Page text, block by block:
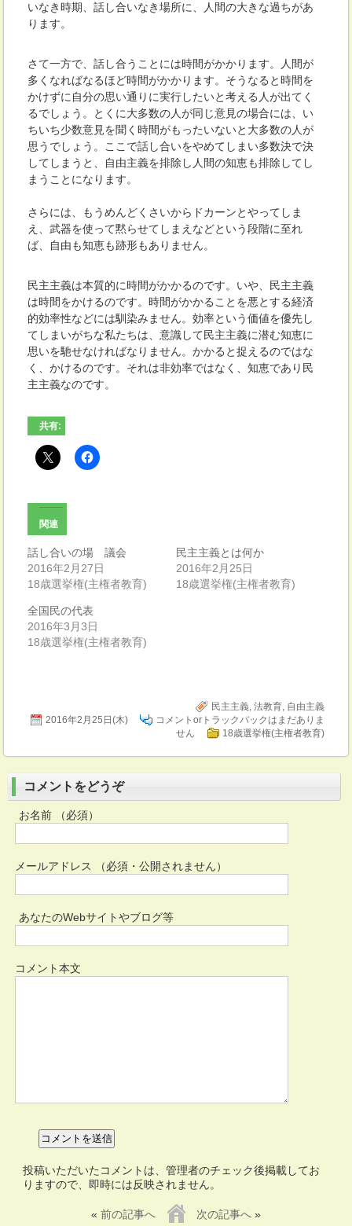
いなき時期、話し合いなき場所に、人間の大きな過ちがあ
ります。
さて一方で、話し合うことには時間がかかります。人間が
多くなればなるほど時間がかかります。そうなると時間を
かけずに自分の思い通りに実行したいと考える人が出てく
るでしょう。とくに大多数の人が同じ意見の場合には、い
ちいち少数意見を聞く時間がもったいないと大多数の人が
思うでしょう。ここで話し合いをやめてしまい多数決で決
してしまうと、自由主義を排除し人間の知恵も排除してし
まうことになります。
さらには、もうめんどくさいからドカーンとやってしま
え、武器を使って黙らせてしまえなどという段階に至れ
ば、自由も知恵も跡形もありません。
民主主義は本質的に時間がかかるのです。いや、民主主義
は時間をかけるのです。時間がかかることを悪とする経済
的効率性などには馴染みません。効率という価値を優先し
てしまいがちな私たちは、意識して民主主義に潜む知恵に
思いを馳せなければなりません。かかると捉えるのではな
く、かけるのです。それは非効率ではなく、知恵であり民
主主義なのです。
共有:
関連
話し合いの場 議会
2016年2月27日
18歳選挙権(主権者教育)
民主主義とは何か
2016年2月25日
18歳選挙権(主権者教育)
全国民の代表
2016年3月3日
18歳選挙権(主権者教育)
民主主義, 法教育, 自由主義
2016年2月25日(木)
コメントorトラックバックはまだありま
せん
18歳選挙権(主権者教育)
コメントをどうぞ
お名前 （必須）
メールアドレス （必須・公開されません）
あなたのWebサイトやブログ等
コメント本文
投稿いただいたコメントは、管理者のチェック後掲載してお
りますので、即時には反映されません。
« 前の記事へ 次の記事へ »